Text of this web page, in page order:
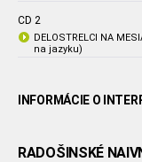
CD 2
DELOSTRELCI NA
na jazyku)
INFORMÁCIE O
RADOŠINSKÉ